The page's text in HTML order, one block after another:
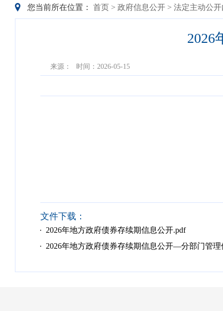
您当前所在位置： 首页 > 政府信息公开 > 法定主动公
2026
来源： 时间：2026-05-15
文件下载：
· 2026年地方政府债券存续期信息公开.pdf
· 2026年地方政府债券存续期信息公开—分部门管理